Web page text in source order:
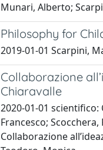
Munari, Alberto;
Philosophy for
2019-01-01 Scarpini,
Collaborazione
Chiaravalle
2020-01-01
Francesco;
Collaborazione